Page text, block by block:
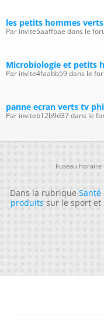
les petits hommes
Par invite5aaffbae dans le
Microbiologie et petits
Par invite4faabb59 dans le
panne ecran verts tv
Par inviteb12b9d37 dans le
Fuseau horaire
Dans la rubriqueSanté
produitssur le sport et